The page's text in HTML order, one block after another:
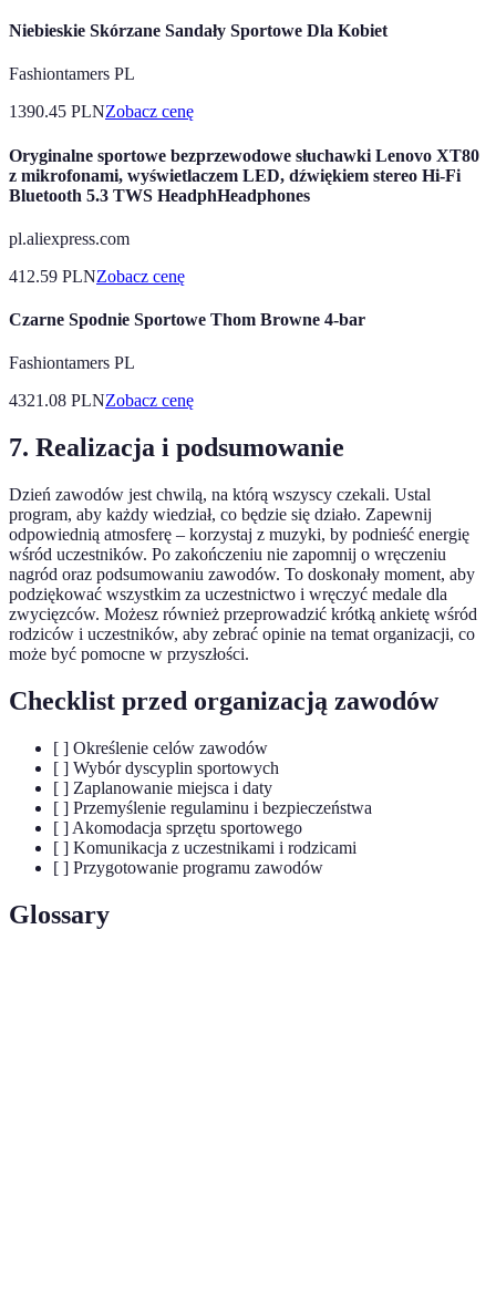
Niebieskie Skórzane Sandały Sportowe Dla Kobiet
Fashiontamers PL
1390.45 PLNZobacz cenę
Oryginalne sportowe bezprzewodowe słuchawki Lenovo XT80
z mikrofonami, wyświetlaczem LED, dźwiękiem stereo Hi-Fi
Bluetooth 5.3 TWS HeadphHeadphones
pl.aliexpress.com
412.59 PLNZobacz cenę
Czarne Spodnie Sportowe Thom Browne 4-bar
Fashiontamers PL
4321.08 PLNZobacz cenę
7. Realizacja i podsumowanie
Dzień zawodów jest chwilą, na którą wszyscy czekali. Ustal
program, aby każdy wiedział, co będzie się działo. Zapewnij
odpowiednią atmosferę – korzystaj z muzyki, by podnieść energię
wśród uczestników. Po zakończeniu nie zapomnij o wręczeniu
nagród oraz podsumowaniu zawodów. To doskonały moment, aby
podziękować wszystkim za uczestnictwo i wręczyć medale dla
zwycięzców. Możesz również przeprowadzić krótką ankietę wśród
rodziców i uczestników, aby zebrać opinie na temat organizacji, co
może być pomocne w przyszłości.
Checklist przed organizacją zawodów
[ ] Określenie celów zawodów
[ ] Wybór dyscyplin sportowych
[ ] Zaplanowanie miejsca i daty
[ ] Przemyślenie regulaminu i bezpieczeństwa
[ ] Akomodacja sprzętu sportowego
[ ] Komunikacja z uczestnikami i rodzicami
[ ] Przygotowanie programu zawodów
Glossary